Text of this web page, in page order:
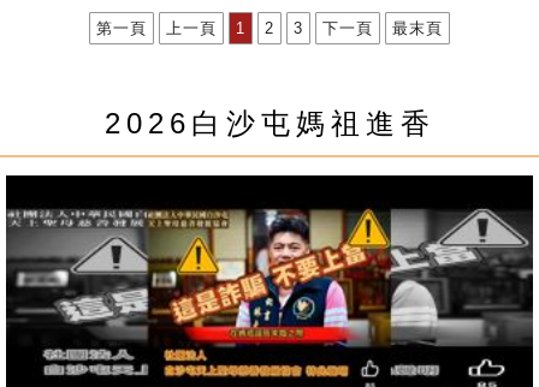
第一頁 上一頁 1 2 3 下一頁 最末頁
2026白沙屯媽祖進香